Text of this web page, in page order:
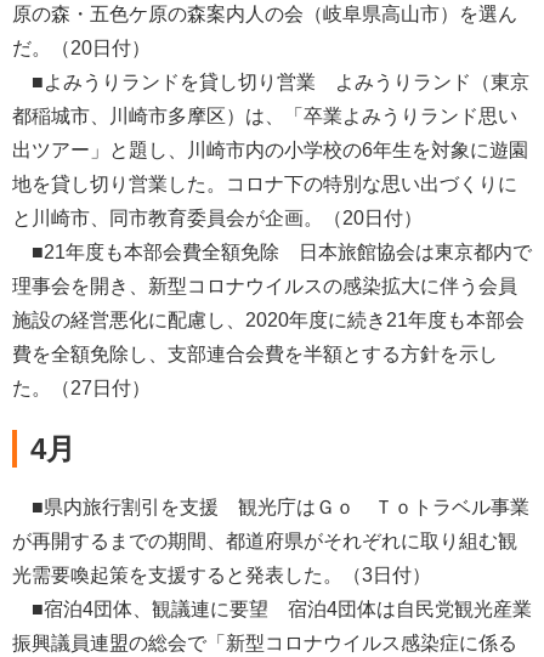
原の森・五色ケ原の森案内人の会（岐阜県高山市）を選ん
だ。（20日付）
■よみうりランドを貸し切り営業 よみうりランド（東京
都稲城市、川崎市多摩区）は、「卒業よみうりランド思い
出ツアー」と題し、川崎市内の小学校の6年生を対象に遊園
地を貸し切り営業した。コロナ下の特別な思い出づくりに
と川崎市、同市教育委員会が企画。（20日付）
■21年度も本部会費全額免除 日本旅館協会は東京都内で
理事会を開き、新型コロナウイルスの感染拡大に伴う会員
施設の経営悪化に配慮し、2020年度に続き21年度も本部会
費を全額免除し、支部連合会費を半額とする方針を示し
た。（27日付）
4月
■県内旅行割引を支援 観光庁はＧｏ Ｔｏトラベル事業
が再開するまでの期間、都道府県がそれぞれに取り組む観
光需要喚起策を支援すると発表した。（3日付）
■宿泊4団体、観議連に要望 宿泊4団体は自民党観光産業
振興議員連盟の総会で「新型コロナウイルス感染症に係る